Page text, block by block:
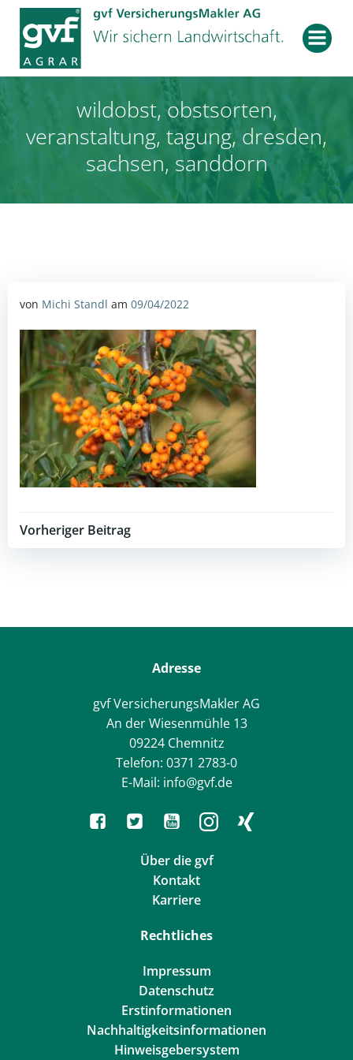
Zum
Inhalt
springen
wildobst, obstsorten,
veranstaltung, tagung, dresden,
sachsen, sanddorn
von Michi Standl am 09/04/2022
Post
Vorheriger Beitrag
Adresse
gvf VersicherungsMakler AG
An der Wiesenmühle 13
09224 Chemnitz
Telefon: 0371 2783-0
E-Mail: info@gvf.de
Über die gvf
Kontakt
Karriere
Rechtliches
Impressum
Datenschutz
Erstinformationen
Nachhaltigkeitsinformationen
Hinweisgebersystem